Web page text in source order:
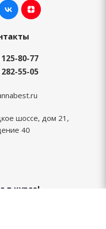
80-77
55-05
шоссе, дом 21,
40
в курсе!